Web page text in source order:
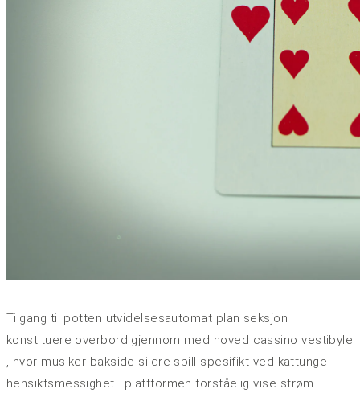
Tilgang til potten utvidelsesautomat plan seksjon
konstituere overbord gjennom med hoved cassino vestibyle
, hvor musiker bakside ​​sildre spill spesifikt ved kattunge
hensiktsmessighet . plattformen forståelig vise ​​strøm